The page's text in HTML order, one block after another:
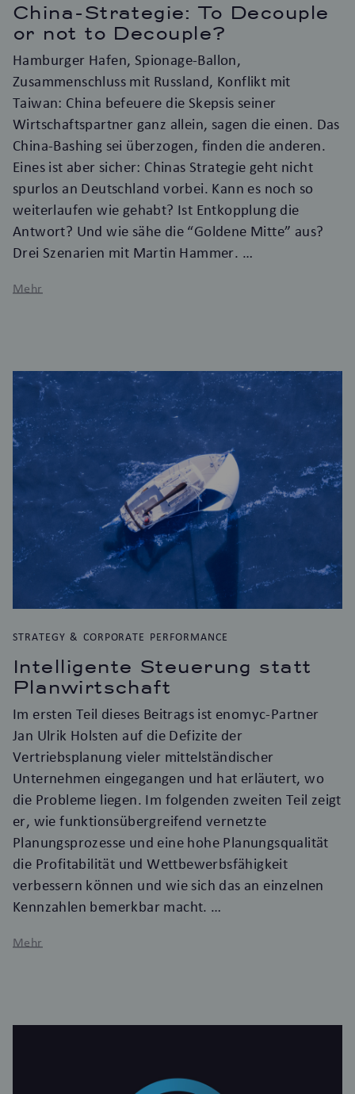
China-Strategie: To Decouple
or not to Decouple?
Hamburger Hafen, Spionage-Ballon,
Zusammenschluss mit Russland, Konflikt mit
Taiwan: China befeuere die Skepsis seiner
Wirtschaftspartner ganz allein, sagen die einen. Das
China-Bashing sei überzogen, finden die anderen.
Eines ist aber sicher: Chinas Strategie geht nicht
spurlos an Deutschland vorbei. Kann es noch so
weiterlaufen wie gehabt? Ist Entkopplung die
Antwort? Und wie sähe die “Goldene Mitte” aus?
Drei Szenarien mit Martin Hammer.
Mehr
STRATEGY & CORPORATE PERFORMANCE
Intelligente Steuerung statt
Planwirtschaft
Im ersten Teil dieses Beitrags ist enomyc-Partner
Jan Ulrik Holsten auf die Defizite der
Vertriebsplanung vieler mittelständischer
Unternehmen eingegangen und hat erläutert, wo
die Probleme liegen. Im folgenden zweiten Teil zeigt
er, wie funktionsübergreifend vernetzte
Planungsprozesse und eine hohe Planungsqualität
die Profitabilität und Wettbewerbsfähigkeit
verbessern können und wie sich das an einzelnen
Kennzahlen bemerkbar macht.
Mehr